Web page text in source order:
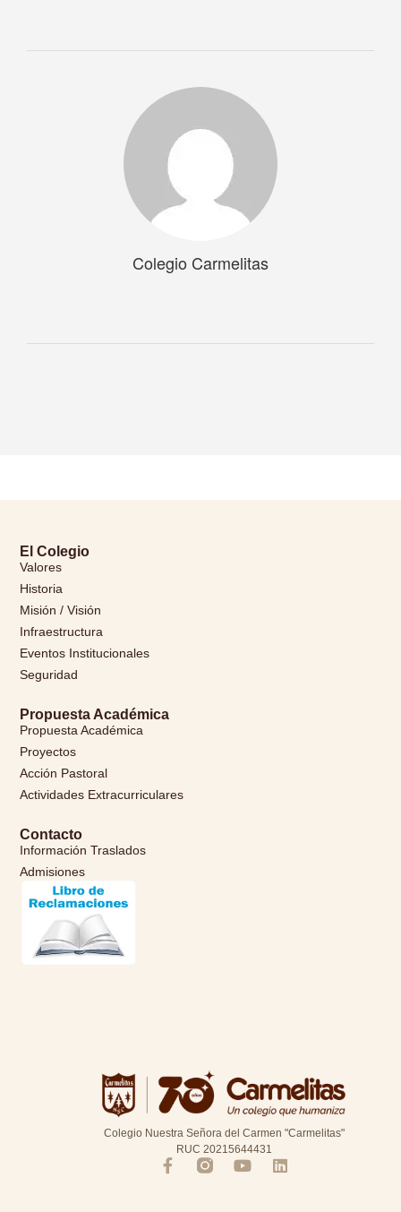
Colegio Carmelitas
Colegio Nuestra Señora del Carmen "Carmelitas"
RUC 20215644431
El Colegio
Valores
Historia
Misión / Visión
Infraestructura
Eventos Institucionales
Seguridad
Propuesta Académica
Propuesta Académica
Proyectos
Acción Pastoral
Actividades Extracurriculares
Contacto
Información Traslados
Admisiones